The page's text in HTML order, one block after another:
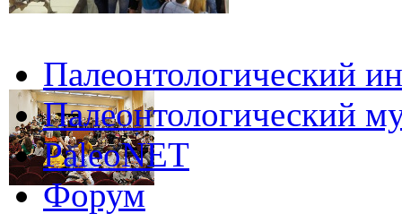
Палеонтологический
Палеонтологический
PaleoNET
Форум